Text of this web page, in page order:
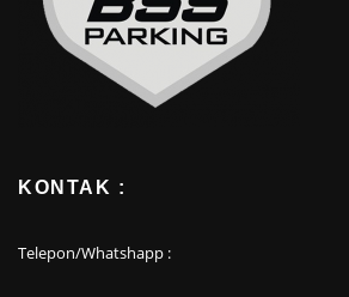
KONTAK :
Telepon/Whatshapp :